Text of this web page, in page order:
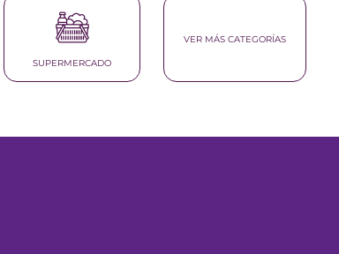
SUPERMERCADO
VER MÁS CATEGORÍAS